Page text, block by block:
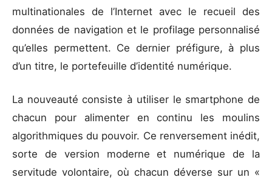
multinationales de l’Internet avec le recueil des
données de navigation et le profilage personnalisé
qu’elles permettent. Ce dernier préfigure, à plus
d’un titre, le portefeuille d’identité numérique.
La nouveauté consiste à utiliser le smartphone de
chacun pour alimenter en continu les moulins
algorithmiques du pouvoir. Ce renversement inédit,
sorte de version moderne et numérique de la
servitude volontaire, où chacun déverse sur un «